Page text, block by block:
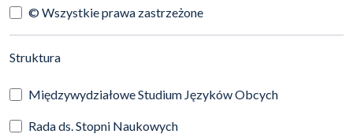
© Wszystkie prawa zastrzeżone
Struktura(automatyczne przeładowanie treści)
Międzywydziałowe Studium Języków Obcych
Rada ds. Stopni Naukowych